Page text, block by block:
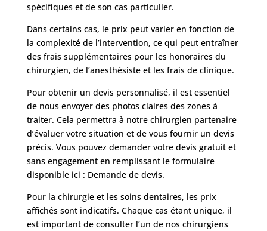
spécifiques et de son cas particulier.
Dans certains cas, le prix peut varier en fonction de
la complexité de l’intervention, ce qui peut entraîner
des frais supplémentaires pour les honoraires du
chirurgien, de l’anesthésiste et les frais de clinique.
Pour obtenir un devis personnalisé, il est essentiel
de nous envoyer des photos claires des zones à
traiter. Cela permettra à notre chirurgien partenaire
d’évaluer votre situation et de vous fournir un devis
précis. Vous pouvez demander votre devis gratuit et
sans engagement en remplissant le formulaire
disponible ici : Demande de devis.
Pour la chirurgie et les soins dentaires, les prix
affichés sont indicatifs. Chaque cas étant unique, il
est important de consulter l’un de nos chirurgiens